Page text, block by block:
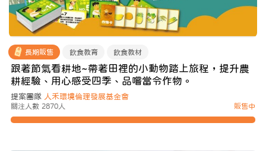
長期販售 飲食教育 飲食教材
跟著節氣看耕地~帶著田裡的小動物踏上旅程，提升農
耕經驗、用心感受四季、品嚐當令作物。
提案團隊 人禾環境倫理發展基金會
關注人數 2870人 販售中